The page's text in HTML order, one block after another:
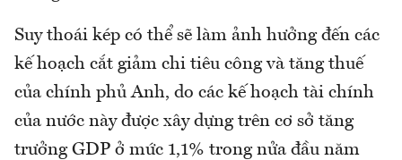
Suy thoái kép có thể sẽ làm ảnh hưởng đến các
kế hoạch cắt giảm chi tiêu công và tăng thuế
của chính phủ Anh, do các kế hoạch tài chính
của nước này được xây dựng trên cơ sở tăng
trưởng GDP ở mức 1,1% trong nửa đầu năm